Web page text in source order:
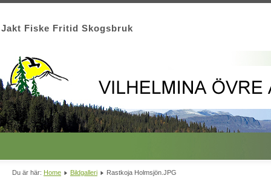
Jakt Fiske Fritid Skogsbruk
Du är här: Home Bildgalleri Rastkoja Holmsjön.JPG